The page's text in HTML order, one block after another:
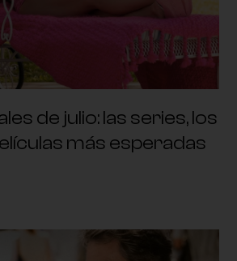
de julio: las series, los
más esperadas